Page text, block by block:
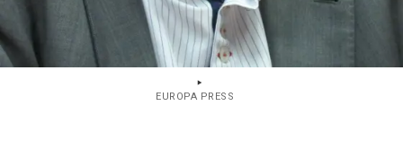
EUROPA PRESS